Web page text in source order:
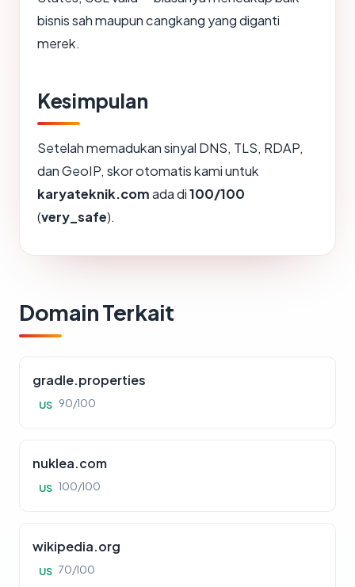
bisnis sah maupun cangkang yang diganti
merek.
Kesimpulan
Setelah memadukan sinyal DNS, TLS, RDAP,
dan GeoIP, skor otomatis kami untuk
karyateknik.comada di100/100
(very_safe).
Domain Terkait
gradle.properties
US 90/100
nuklea.com
US 100/100
wikipedia.org
US 70/100